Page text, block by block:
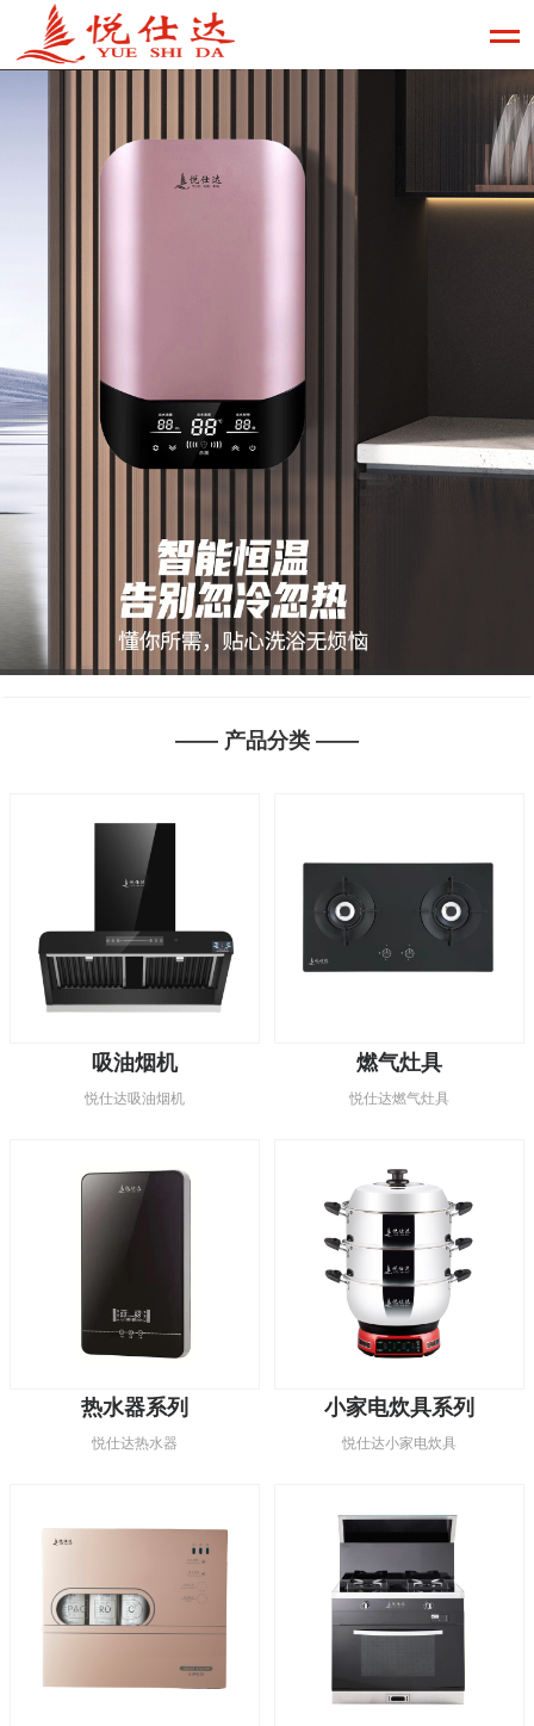
—— 产品分类 ——
吸油烟机
悦仕达吸油烟机
燃气灶具
悦仕达燃气灶具
热水器系列
悦仕达热水器
小家电炊具系列
悦仕达小家电炊具